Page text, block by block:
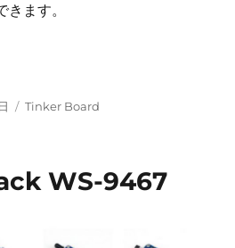
ます。
新版はどこにありますか？” の
カ
ー
Tinker Board
WS-9467